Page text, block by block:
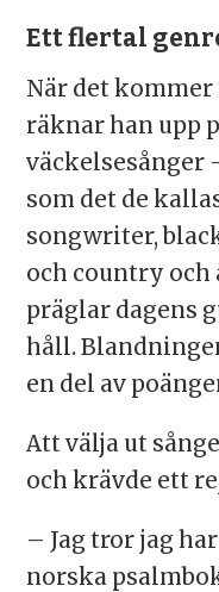
Ett flertal
När det
räknar han upp
väckelsesånger
som det de
songwriter,
och country och
präglar dagens
håll.
en del av
Att välja ut
och krävde ett
– Jag tror jag
norska